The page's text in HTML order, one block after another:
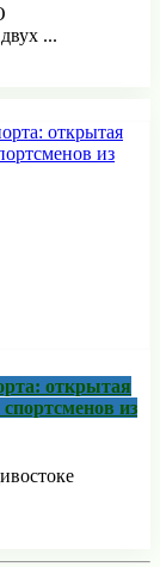
...
открытая
из